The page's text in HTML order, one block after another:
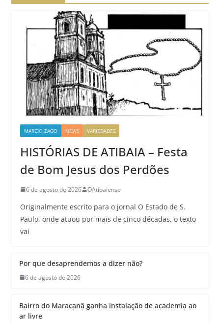
MARCIO ZAGO NEWS VARIEDADES
HISTÓRIAS DE ATIBAIA – Festa
de Bom Jesus dos Perdões
6 de agosto de 2026 OAtibaiense
Originalmente escrito para o jornal O Estado de S.
Paulo, onde atuou por mais de cinco décadas, o texto
vai
Por que desaprendemos a dizer não?
6 de agosto de 2026
Bairro do Maracanã ganha instalação de academia ao
ar livre